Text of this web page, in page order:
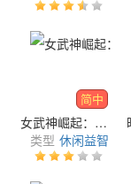
简中
女武神崛起：要塞（Rising Valkyrie）
类型 休闲益智